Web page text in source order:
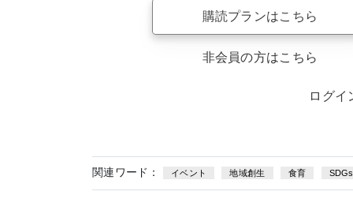
購読プランはこちら
非会員の方はこちら
ログイ
関連ワード： イベント 地域創生 食育 SDGs